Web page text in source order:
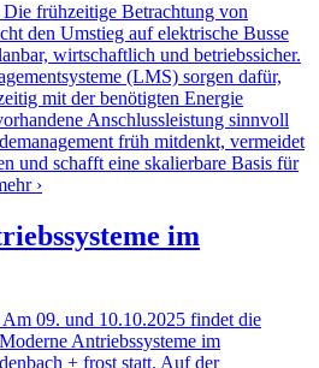
Die frühzeitige Betrachtung von
den Umstieg auf elektrische Busse
wirtschaftlich und betriebssicher.
(LMS) sorgen dafür,
mit der benötigten Energie
Anschlussleistung sinnvoll
früh mitdenkt, vermeidet
und schafft eine skalierbare Basis für
›
im
Am 09. und 10.10.2025 findet die
Antriebssysteme im
+ frost statt. Auf der